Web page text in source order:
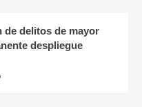
de delitos de mayor
despliegue